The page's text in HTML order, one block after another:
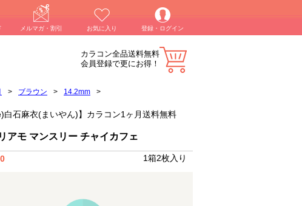
メルマガ・割引 お気に入り 登録・ログイン
カラコン全品送料無料
会員登録で更にお得！
> ブラウン > 14.2mm
>
白石麻衣(まいやん)】カラコン1ヶ月送料無料
アモ マンスリー チャイカフェ
1箱2枚入り